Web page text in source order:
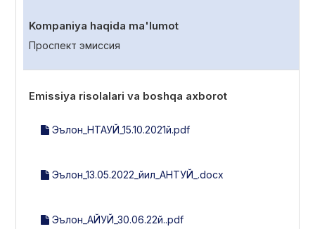
Kompaniya haqida ma'lumot
Проспект эмиссия
Emissiya risolalari va boshqa axborot
Эълон_НТАУЙ_15.10.2021й.pdf
Эълон_13.05.2022_йил_АНТУЙ_.docx
Эълон_АЙУЙ_30.06.22й..pdf